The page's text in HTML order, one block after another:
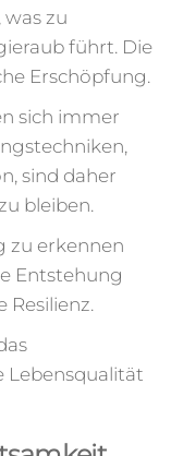
zu
führt. Die
Erschöpfung.
sich immer
sind daher
bleiben.
zu erkennen
Entstehung
Resilienz.
Lebensqualität